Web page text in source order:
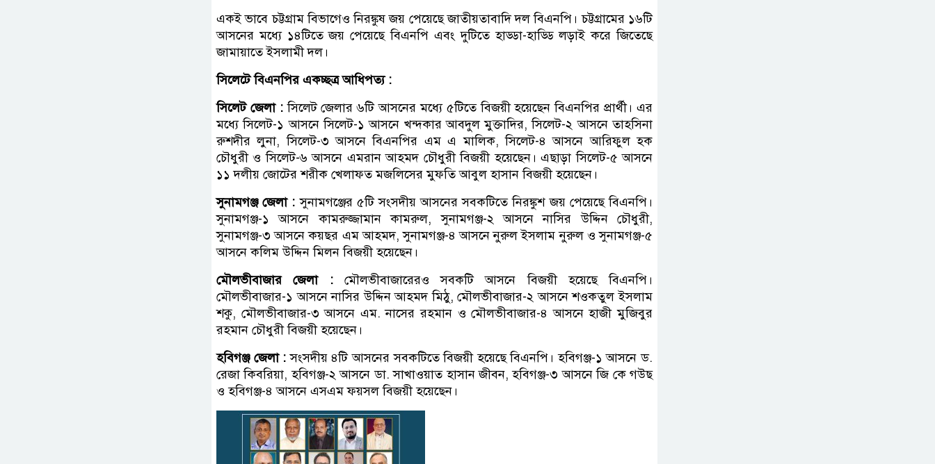
একই ভাবে চট্টগ্রাম বিভাগেও নিরঙ্কুষ জয় পেয়েছে জাতীয়তাবাদি দল বিএনপি। চট্টগ্রামের ১৬টি
আসনের মধ্যে ১৪টিতে জয় পেয়েছে বিএনপি এবং দুটিতে হাড্ডা-হাড্ডি লড়াই করে জিতেছে
জামায়াতে ইসলামী দল।
সিলেটে বিএনপির একচ্ছত্র আধিপত্য :
সিলেট জেলা :সিলেট জেলার ৬টি আসনের মধ্যে ৫টিতে বিজয়ী হয়েছেন বিএনপির প্রার্থী। এর
মধ্যে সিলেট-১ আসনে সিলেট-১ আসনে খন্দকার আবদুল মুক্তাদির, সিলেট-২ আসনে তাহসিনা
রুশদীর লুনা, সিলেট-৩ আসনে বিএনপির এম এ মালিক, সিলেট-৪ আসনে আরিফুল হক
চৌধুরী ও সিলেট-৬ আসনে এমরান আহমদ চৌধুরী বিজয়ী হয়েছেন। এছাড়া সিলেট-৫ আসনে
১১ দলীয় জোটের শরীক খেলাফত মজলিসের মুফতি আবুল হাসান বিজয়ী হয়েছেন।
সুনামগঞ্জ জেলা : সুনামগঞ্জের ৫টি সংসদীয় আসনের সবকটিতে নিরঙ্কুশ জয় পেয়েছে বিএনপি।
সুনামগঞ্জ-১ আসনে কামরুজ্জামান কামরুল, সুনামগঞ্জ-২ আসনে নাসির উদ্দিন চৌধুরী,
সুনামগঞ্জ-৩ আসনে কয়ছর এম আহমদ, সুনামগঞ্জ-৪ আসনে নুরুল ইসলাম নুরুল ও সুনামগঞ্জ-৫
আসনে কলিম উদ্দিন মিলন বিজয়ী হয়েছেন।
মৌলভীবাজার জেলা :মৌলভীবাজারেরও সবকটি আসনে বিজয়ী হয়েছে বিএনপি।
মৌলভীবাজার-১ আসনে নাসির উদ্দিন আহমদ মিঠু, মৌলভীবাজার-২ আসনে শওকতুল ইসলাম
শকু, মৌলভীবাজার-৩ আসনে এম. নাসের রহমান ও মৌলভীবাজার-৪ আসনে হাজী মুজিবুর
রহমান চৌধুরী বিজয়ী হয়েছেন।
হবিগঞ্জ জেলা : সংসদীয় ৪টি আসনের সবকটিতে বিজয়ী হয়েছে বিএনপি। হবিগঞ্জ-১ আসনে ড.
রেজা কিবরিয়া, হবিগঞ্জ-২ আসনে ডা. সাখাওয়াত হাসান জীবন, হবিগঞ্জ-৩ আসনে জি কে গউছ
ও হবিগঞ্জ-৪ আসনে এসএম ফয়সল বিজয়ী হয়েছেন।